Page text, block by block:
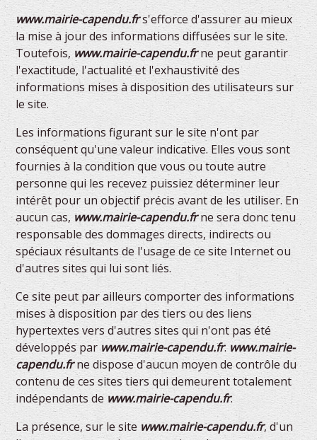
www.mairie-capendu.frs'efforce d'assurer au mieux
la mise à jour des informations diffusées sur le site.
Toutefois, www.mairie-capendu.frne peut garantir
l'exactitude, l'actualité et l'exhaustivité des
informations mises à disposition des utilisateurs sur
le site.
Les informations figurant sur le site n'ont par
conséquent qu'une valeur indicative. Elles vous sont
fournies à la condition que vous ou toute autre
personne qui les recevez puissiez déterminer leur
intérêt pour un objectif précis avant de les utiliser. En
aucun cas, www.mairie-capendu.frne sera donc tenu
responsable des dommages directs, indirects ou
spéciaux résultants de l'usage de ce site Internet ou
d'autres sites qui lui sont liés.
Ce site peut par ailleurs comporter des informations
mises à disposition par des tiers ou des liens
hypertextes vers d'autres sites qui n'ont pas été
développés parwww.mairie-capendu.fr.www.mairie-
capendu.frne dispose d'aucun moyen de contrôle du
contenu de ces sites tiers qui demeurent totalement
indépendants dewww.mairie-capendu.fr.
La présence, sur le site www.mairie-capendu.fr, d'un